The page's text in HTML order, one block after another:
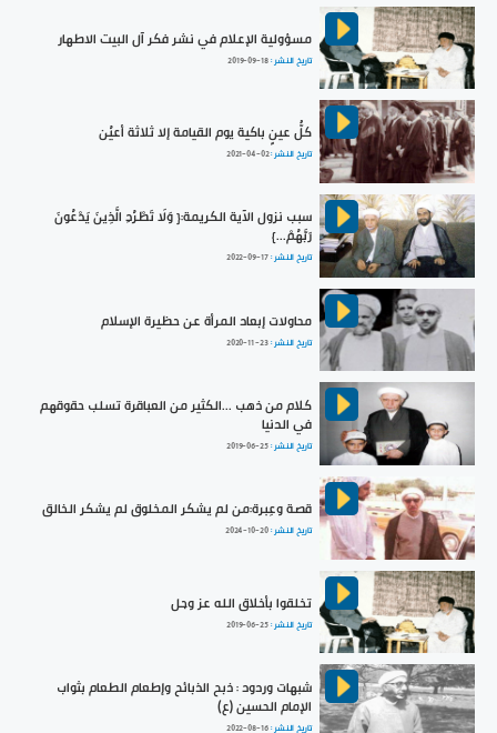
مسؤولية الإعلام في نشر فكر آل البيت الاطهار
تاريخ النشر :2019-09-18
كلُّ عينٍ باكية يوم القيامة إلا ثلاثة أعيُن
تاريخ النشر :2021-04-02
سبب نزول الآية الكريمة:{ وَلَا تَطْرُدِ الَّذِينَ يَدْعُونَ
رَبَّهُمْ...}
تاريخ النشر :2022-09-17
محاولات إبعاد المرأة عن حظيرة الإسلام
تاريخ النشر :2020-11-23
كلام من ذهب ...الكثير من العباقرة تسلب حقوقهم
في الدنيا
تاريخ النشر :2019-06-25
قصة وعِبرة:من لم يشكر المخلوق لم يشكر الخالق
تاريخ النشر :2024-10-20
تخلقوا بأخلاق الله عز وجل
تاريخ النشر :2019-06-25
شبهات وردود : ذبح الذبائح وإطعام الطعام بثواب
الإمام الحسين (ع)
تاريخ النشر :2022-08-16